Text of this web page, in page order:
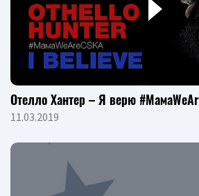
Отелло Хантер – Я верю
11.03.2019